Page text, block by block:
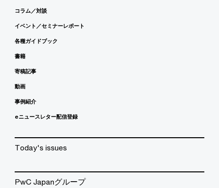
コラム／対談
イベント／セミナーレポート
各種ガイドブック
書籍
寄稿記事
動画
事例紹介
eニュースレター配信登録
Today's issues
PwC Japanグループ